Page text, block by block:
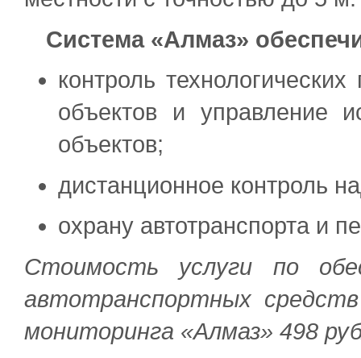
Система «Алмаз»
контроль
объектов и управление
объектов;
дистанционное контроль
охрану автотранспорта и
Стоимость услуги по
автотранспортных
мониторинга «Алмаз» 498